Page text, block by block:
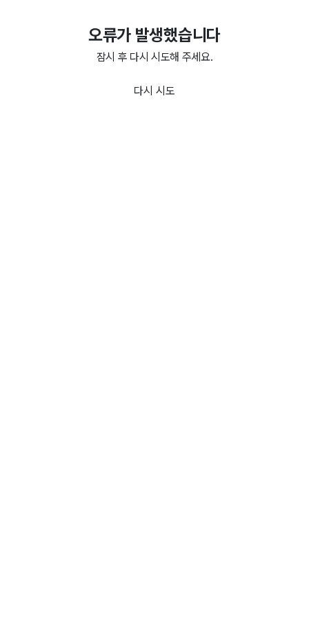
오류가 발생했습니다
잠시 후 다시 시도해 주세요.
다시 시도